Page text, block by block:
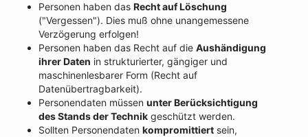
Personen haben das Recht auf Löschung
("Vergessen"). Dies muß ohne unangemessene
Verzögerung erfolgen!
Personen haben das Recht auf die Aushändigung
ihrer Daten in strukturierter, gängiger und
maschinenlesbarer Form (Recht auf
Datenübertragbarkeit).
Personendaten müssen unter Berücksichtigung
des Stands der Technik geschützt werden.
Sollten Personendaten kompromittiert sein,